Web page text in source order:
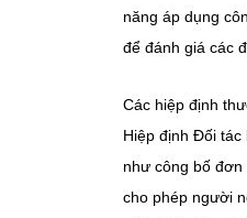
năng áp dụng
để đánh giá các
Các hiệp định
Hiệp định Đối tác
như công bố
cho phép người